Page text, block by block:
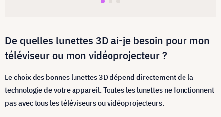
De quelles lunettes 3D ai-je besoin pour mon
téléviseur ou mon vidéoprojecteur ?
Le choix des bonnes lunettes 3D dépend directement de la
technologie de votre appareil. Toutes les lunettes ne fonctionnent
pas avec tous les téléviseurs ou vidéoprojecteurs.